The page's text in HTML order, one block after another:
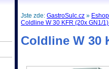
Jste zde:GastroSulc.cz » Eshop
Coldline W 30 KFR (20x GN1/
Coldline W 30